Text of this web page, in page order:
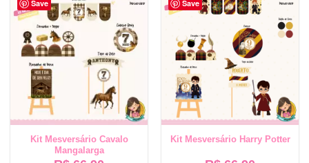
Save
Kit Mesversário Cavalo
Mangalarga
Save
Kit Mesversário Harry Potter